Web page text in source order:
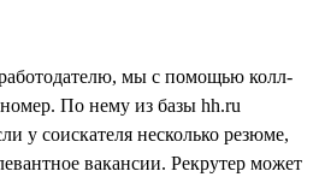
работодателю, мы с помощью колл-
По нему из базы hh.ru
у соискателя несколько резюме,
вакансии. Рекрутер может